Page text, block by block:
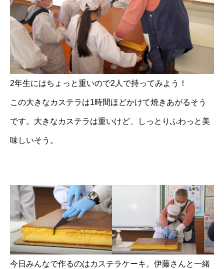
2年生にはちょっと重いので2人で持ってみよう！
この大きなカステラは1時間ほどかけて焼きあがるそう
です。大きなカステラは重いけど、しっとりふわっと美
味しいそう。
今日みんなで作るのはカステラケーキ。伊藤さんと一緒